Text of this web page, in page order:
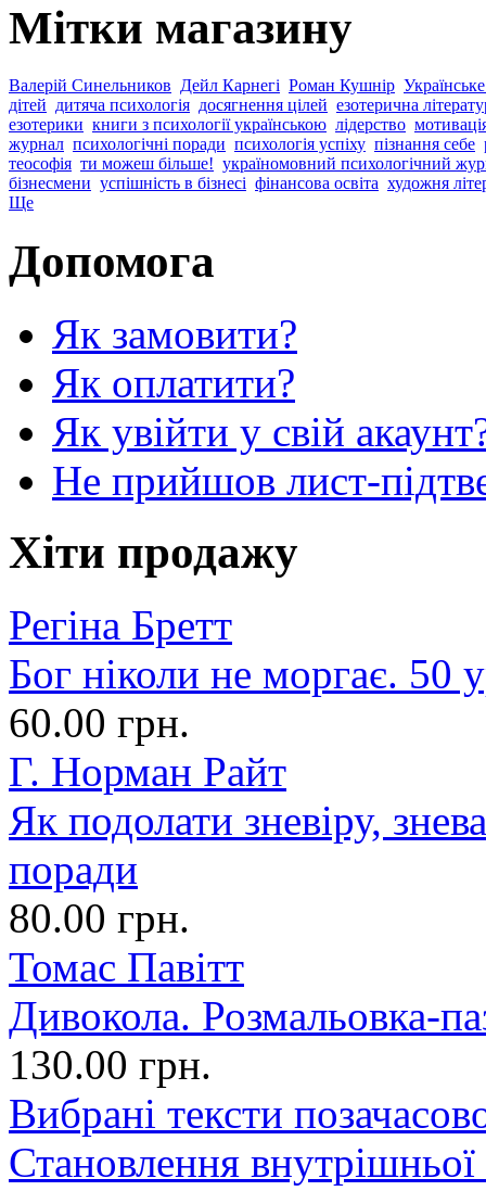
Мітки магазину
Валерій Синельников Дейл Карнегі Роман Кушнір
дітей дитяча психологія досягнення цілей езотерична
езотерики книги з психології українською лідерство
журнал психологічні поради психологія успіху пізнання себе
теософія ти можеш більше! україномовний психологічний
бізнесмени успішність в бізнесі фінансова освіта художня
Ще
Допомога
Як замовити?
Як оплатити?
Як увійти у свій
Не прийшов лист-
Хіти продажу
Регіна Бретт
Бог ніколи не моргає. 50
60.00 грн.
Г. Норман Райт
Як подолати зневіру,
поради
80.00 грн.
Томас Павітт
Дивокола. Розмальовка-
130.00 грн.
Вибрані тексти
Становлення